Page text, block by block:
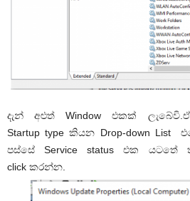
දැන් අළුත් Window එකක්
Startup type කියන Drop-down List
පස්සේ Service status එක යටතේ
click කරන්න.